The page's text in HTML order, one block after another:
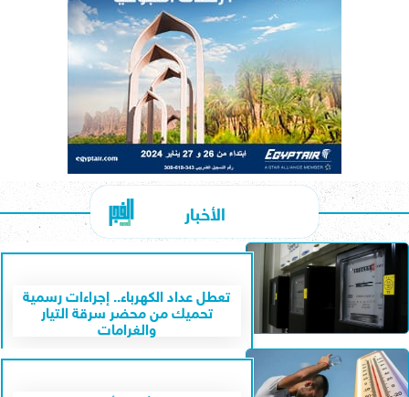
الأخبار
تعطل عداد الكهرباء.. إجراءات رسمية
تحميك من محضر سرقة التيار
والغرامات